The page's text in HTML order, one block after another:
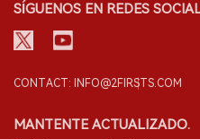
SÍGUENOS EN REDES
CONTACT: INFO@2FIRSTS.COM
MANTENTE ACTUALIZADO.